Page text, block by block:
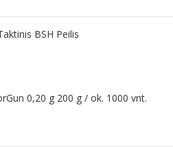
BSH Peilis
0,20 g 200 g / ok. 1000 vnt.